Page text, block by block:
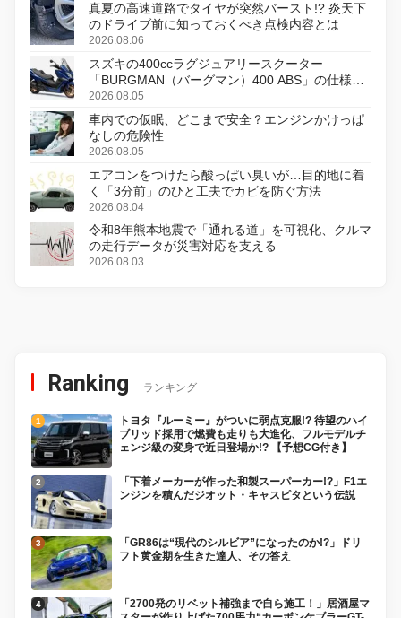
真夏の高速道路でタイヤが突然バースト!? 炎天下
のドライブ前に知っておくべき点検内容とは
2026.08.06
スズキの400ccラグジュアリースクーター
「BURGMAN（バーグマン）400 ABS」の仕様を
変更し、8月18日に発売
2026.08.05
車内での仮眠、どこまで安全？エンジンかけっぱ
なしの危険性
2026.08.05
エアコンをつけたら酸っぱい臭いが…目的地に着
く「3分前」のひと工夫でカビを防ぐ方法
2026.08.04
令和8年熊本地震で「通れる道」を可視化、クルマ
の走行データが災害対応を支える
2026.08.03
Ranking ランキング
トヨタ『ルーミー』がついに弱点克服!? 待望のハイ
ブリッド採用で燃費も走りも大進化、フルモデルチ
ェンジ級の変身で近日登場か!? 【予想CG付き】
「下着メーカーが作った和製スーパーカー!?」F1エ
ンジンを積んだジオット・キャスピタという伝説
「GR86は“現代のシルビア”になったのか!?」ドリ
フト黄金期を生きた達人、その答え
「2700発のリベット補強まで自ら施工！」居酒屋マ